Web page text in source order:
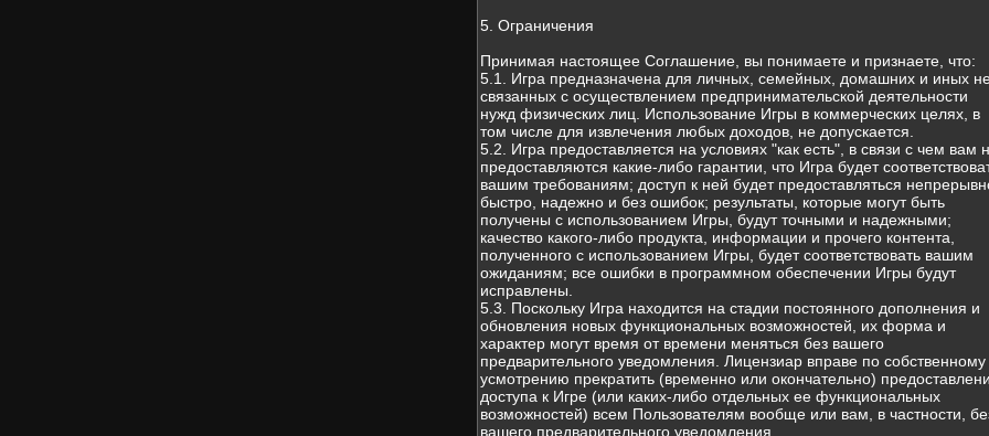
5. Ограничения
Принимая настоящее Соглашение, вы понимаете и признаете, что:
5.1. Игра предназначена для личных, семейных, домашних и иных
связанных с осуществлением предпринимательской деятельности
нужд физических лиц. Использование Игры в коммерческих целях, в
том числе для извлечения любых доходов, не допускается.
5.2. Игра предоставляется на условиях "как есть", в связи с чем вам
предоставляются какие-либо гарантии, что Игра будет
вашим требованиям; доступ к ней будет предоставляться
быстро, надежно и без ошибок; результаты, которые могут быть
получены с использованием Игры, будут точными и надежными;
качество какого-либо продукта, информации и прочего контента,
полученного с использованием Игры, будет соответствовать вашим
ожиданиям; все ошибки в программном обеспечении Игры будут
исправлены.
5.3. Поскольку Игра находится на стадии постоянного дополнения и
обновления новых функциональных возможностей, их форма и
характер могут время от времени меняться без вашего
предварительного уведомления. Лицензиар вправе по собственному
усмотрению прекратить (временно или окончательно)
доступа к Игре (или каких-либо отдельных ее функциональных
возможностей) всем Пользователям вообще или вам, в частности,
вашего предварительного уведомления.